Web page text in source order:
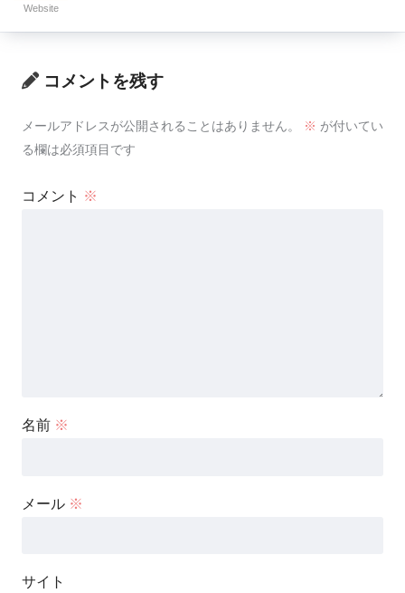
Website
コメントを残す
メールアドレスが公開されることはありません。 ※ が付いてい
る欄は必須項目です
コメント ※
名前 ※
メール ※
サイト